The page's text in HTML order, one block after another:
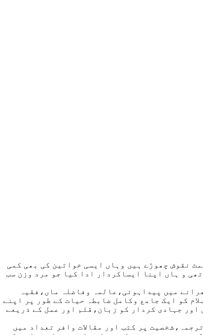
نقوش چھوڑے ہیں وہاں ایسی خواتین کی بھی کمی
و ہاں اپنا ایساکردار ادا کیا جو مرد وزن سب
میں پیداہوئی،عالمہ وفاضلہ ماں،فقیہ
کو ایک جامع وکامل ضابطہ حیات کے طور پر اپنے
اور جہادی کردار کو زبان،قلم اور عمل کے ذریعے
پر کتب اور مقالات وافر تعداد میں